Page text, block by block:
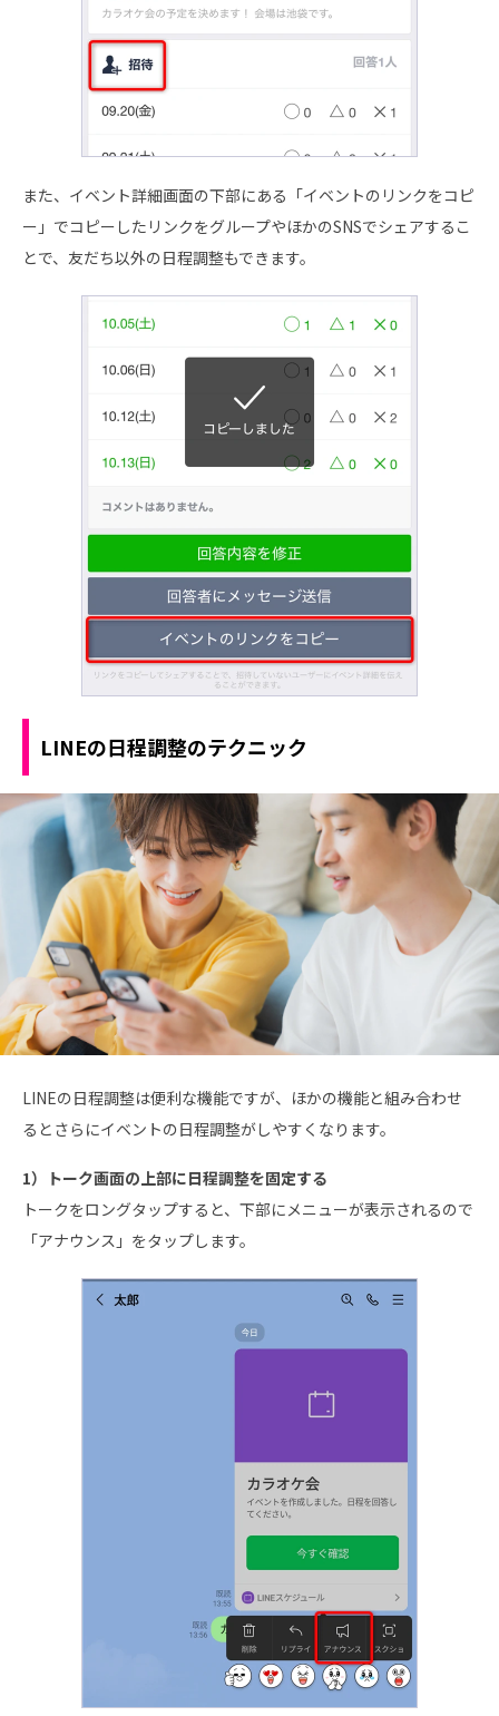
また、イベント詳細画面の下部にある「イベントのリンクをコピ
ー」でコピーしたリンクをグループやほかのSNSでシェアするこ
とで、友だち以外の日程調整もできます。
LINEの日程調整のテクニック
LINEの日程調整は便利な機能ですが、ほかの機能と組み合わせ
るとさらにイベントの日程調整がしやすくなります。
1）トーク画面の上部に日程調整を固定する
トークをロングタップすると、下部にメニューが表示されるので
「アナウンス」をタップします。